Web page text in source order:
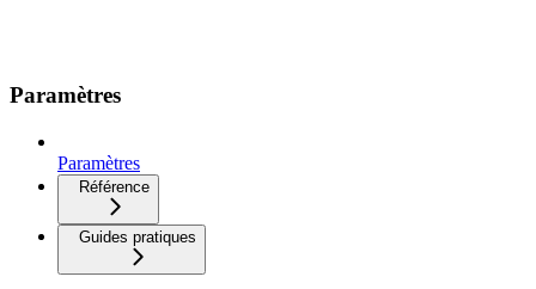
Paramètres
Paramètres
Référence
Guides pratiques